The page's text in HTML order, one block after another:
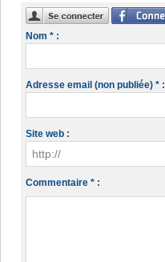
Nom * :
Adresse email (non publiée) * :
Site web :
Commentaire * :